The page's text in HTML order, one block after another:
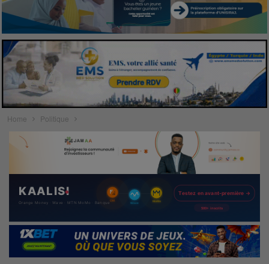
Home Politique